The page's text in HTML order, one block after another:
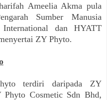
Ameelia Akma pula
Sumber Manusia
dan HYATT
ZY Phyto.
terdiri daripada ZY
Cosmetic Sdn Bhd,